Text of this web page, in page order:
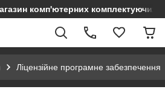
комп'ютерних комплектуючих
Ліцензійне програмне забезпечення